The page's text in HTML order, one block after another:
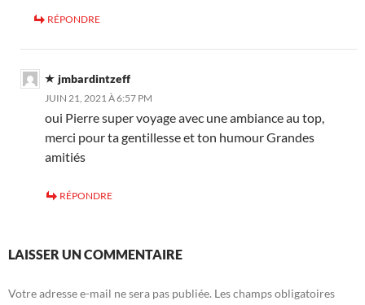
RÉPONDRE
jmbardintzeff
JUIN 21, 2021 À 6:57 PM
oui Pierre super voyage avec une ambiance au top,
merci pour ta gentillesse et ton humour Grandes
amitiés
RÉPONDRE
LAISSER UN COMMENTAIRE
Votre adresse e-mail ne sera pas publiée. Les champs obligatoires